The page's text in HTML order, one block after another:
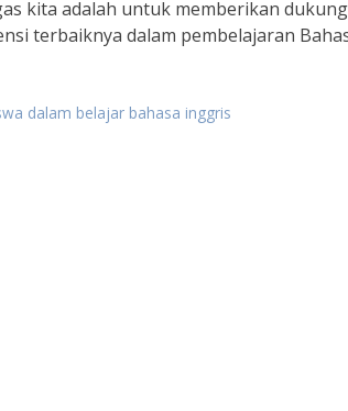
kita adalah untuk memberikan
terbaiknya dalam pembelajaran
dalam belajar bahasa inggris